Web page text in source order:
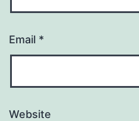
Email *
Website